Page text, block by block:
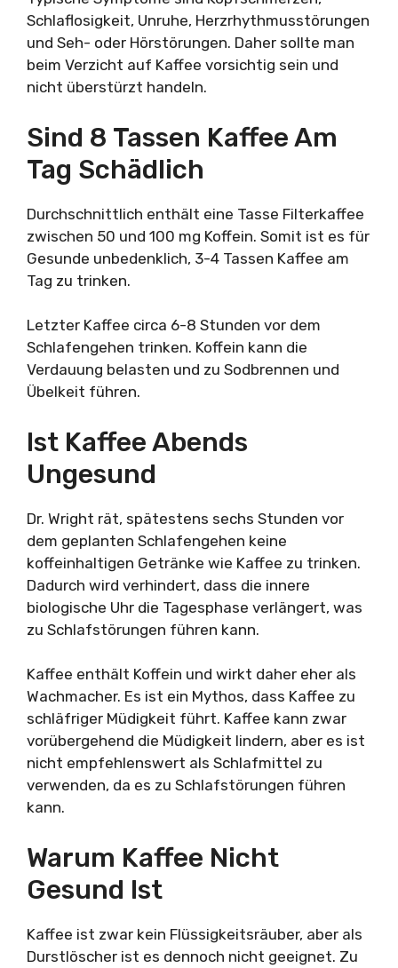
Schlaflosigkeit, Unruhe, Herzrhythmusstörungen
und Seh- oder Hörstörungen. Daher sollte man
beim Verzicht auf Kaffee vorsichtig sein und
nicht überstürzt handeln.
Sind 8 Tassen Kaffee Am
Tag Schädlich
Durchschnittlich enthält eine Tasse Filterkaffee
zwischen 50 und 100 mg Koffein. Somit ist es für
Gesunde unbedenklich, 3-4 Tassen Kaffee am
Tag zu trinken.
Letzter Kaffee circa 6-8 Stunden vor dem
Schlafengehen trinken. Koffein kann die
Verdauung belasten und zu Sodbrennen und
Übelkeit führen.
Ist Kaffee Abends
Ungesund
Dr. Wright rät, spätestens sechs Stunden vor
dem geplanten Schlafengehen keine
koffeinhaltigen Getränke wie Kaffee zu trinken.
Dadurch wird verhindert, dass die innere
biologische Uhr die Tagesphase verlängert, was
zu Schlafstörungen führen kann.
Kaffee enthält Koffein und wirkt daher eher als
Wachmacher. Es ist ein Mythos, dass Kaffee zu
schläfriger Müdigkeit führt. Kaffee kann zwar
vorübergehend die Müdigkeit lindern, aber es ist
nicht empfehlenswert als Schlafmittel zu
verwenden, da es zu Schlafstörungen führen
kann.
Warum Kaffee Nicht
Gesund Ist
Kaffee ist zwar kein Flüssigkeitsräuber, aber als
Durstlöscher ist es dennoch nicht geeignet. Zu